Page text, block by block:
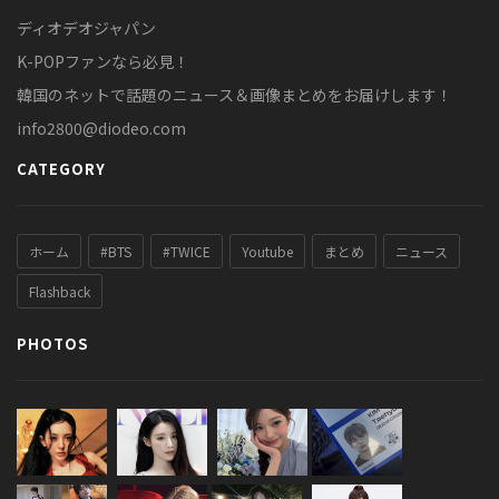
ディオデオジャパン
K-POPファンなら必見！
韓国のネットで話題のニュース＆画像まとめをお届けします！
info2800@diodeo.com
CATEGORY
ホーム #BTS #TWICE Youtube まとめ ニュース
Flashback
PHOTOS